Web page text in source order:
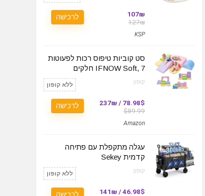
107₪
127₪
KSP
לרכישה
סט קוביות טיפוס רכות לפעוטות
IFNOW Soft, 7 חלקים
קופון: ללא קופון
78.98$ / 237₪
$89.99
Amazon
לרכישה
עגלה מתקפלת עם פתיחה
קדמית Sekey
קופון: ללא קופון
46.98$ / 141₪